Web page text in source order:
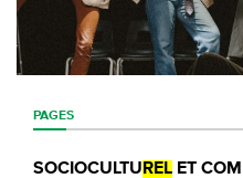
PAGES
SOCIOCULTUREL ET